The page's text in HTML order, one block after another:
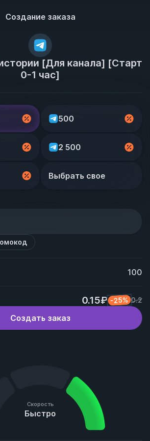
Создание заказа
[Для канала] [Старт
0-1 час]
500
2 500
Выбрать свое
100
0.15₽ -25% 0.2
Создать заказ
Скорость
Быстро